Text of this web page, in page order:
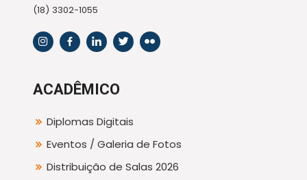
(18) 3302-1055
ACADÊMICO
Diplomas Digitais
Eventos / Galeria de Fotos
Distribuição de Salas 2026